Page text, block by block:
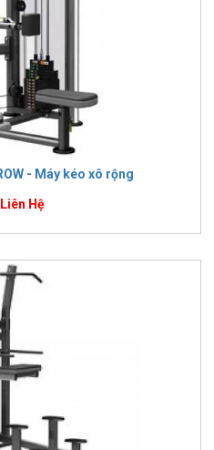
- Máy kéo xô rộng
Liên Hệ